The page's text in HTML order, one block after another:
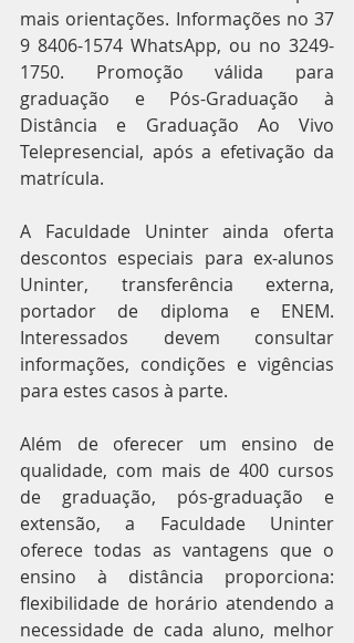
mais orientações. Informações no 37
9 8406-1574 WhatsApp, ou no 3249-
1750. Promoção válida para
graduação e Pós-Graduação à
Distância e Graduação Ao Vivo
Telepresencial, após a efetivação da
matrícula.
A Faculdade Uninter ainda oferta
descontos especiais para ex-alunos
Uninter, transferência externa,
portador de diploma e ENEM.
Interessados devem consultar
informações, condições e vigências
para estes casos à parte.
Além de oferecer um ensino de
qualidade, com mais de 400 cursos
de graduação, pós-graduação e
extensão, a Faculdade Uninter
oferece todas as vantagens que o
ensino à distância proporciona:
flexibilidade de horário atendendo a
necessidade de cada aluno, melhor